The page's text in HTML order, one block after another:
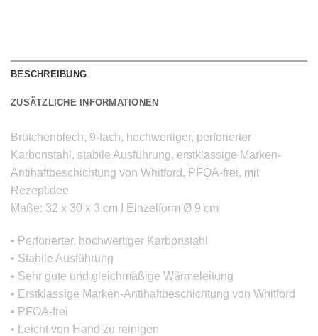
BESCHREIBUNG
ZUSÄTZLICHE INFORMATIONEN
Brötchenblech, 9-fach, hochwertiger, perforierter
Karbonstahl, stabile Ausführung, erstklassige Marken-
Antihaftbeschichtung von Whitford, PFOA-frei, mit
Rezeptidee
Maße: 32 x 30 x 3 cm I Einzelform Ø 9 cm
• Perforierter, hochwertiger Karbonstahl
• Stabile Ausführung
• Sehr gute und gleichmäßige Wärmeleitung
• Erstklassige Marken-Antihaftbeschichtung von Whitford
• PFOA-frei
• Leicht von Hand zu reinigen